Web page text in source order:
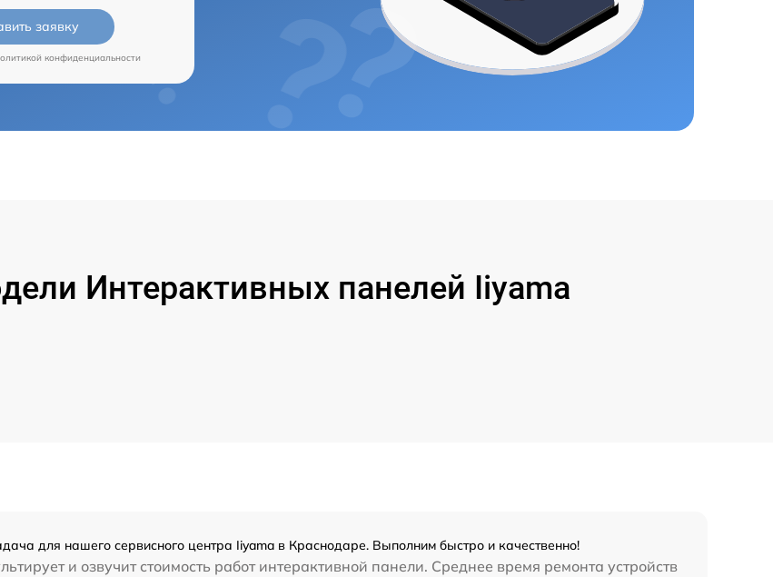
заявку
конфиденциальности
Интерактивных панелей Iiyama
для нашего сервисного центра Iiyama в Краснодаре. Выполним быстро и качественно!
и озвучит стоимость работ интерактивной панели. Среднее время ремонта устройств